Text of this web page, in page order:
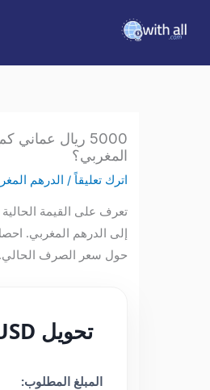
5000 ريال عماني كم
المغربي؟
اترك تعليقاً /الدرهم المغربي/
إلى الدرهم المغربي. احصل
حول سعر الصرف الحالي.
تحويل USD إلى MAD
المبلغ المطلوب: